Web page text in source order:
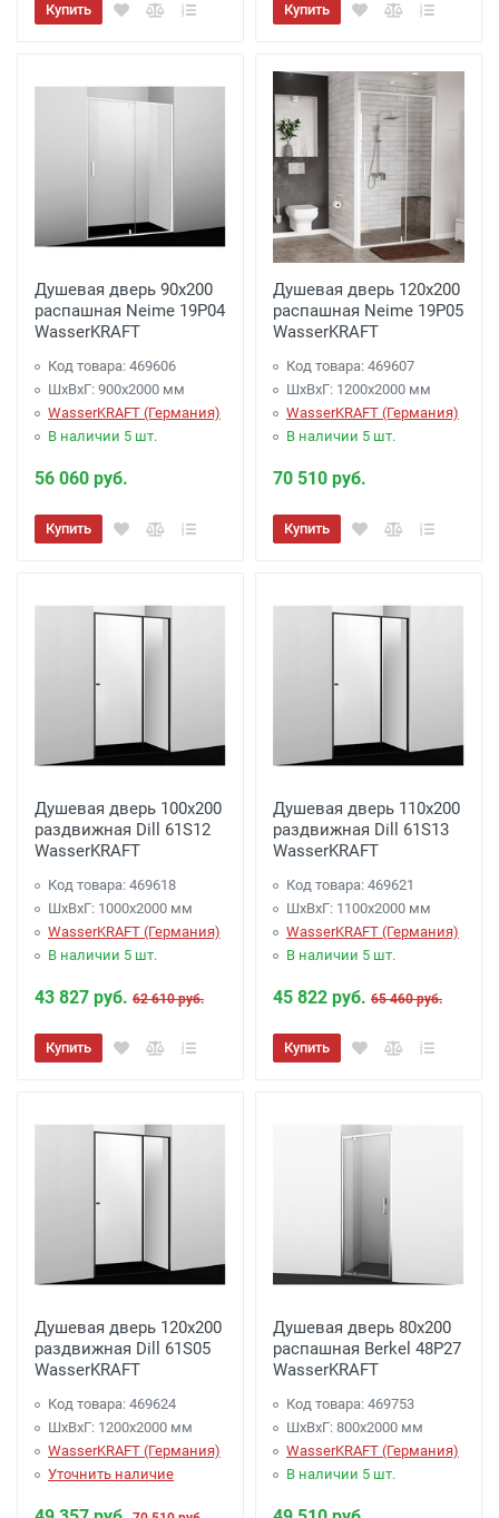
Купить Купить
Душевая дверь 90х200
распашная Neime 19P04
WasserKRAFT
Код товара: 469606
ШхВхГ: 900х2000 мм
WasserKRAFT (Германия)
В наличии 5 шт.
56 060 руб.
Купить
Душевая дверь 120х200
распашная Neime 19P05
WasserKRAFT
Код товара: 469607
ШхВхГ: 1200х2000 мм
WasserKRAFT (Германия)
В наличии 5 шт.
70 510 руб.
Купить
Душевая дверь 100х200
раздвижная Dill 61S12
WasserKRAFT
Код товара: 469618
ШхВхГ: 1000х2000 мм
WasserKRAFT (Германия)
В наличии 5 шт.
43 827 руб. 62 610 руб.
Купить
Душевая дверь 110х200
раздвижная Dill 61S13
WasserKRAFT
Код товара: 469621
ШхВхГ: 1100х2000 мм
WasserKRAFT (Германия)
В наличии 5 шт.
45 822 руб. 65 460 руб.
Купить
Душевая дверь 120х200
раздвижная Dill 61S05
WasserKRAFT
Код товара: 469624
ШхВхГ: 1200х2000 мм
WasserKRAFT (Германия)
Уточнить наличие
Душевая дверь 80х200
распашная Berkel 48P27
WasserKRAFT
Код товара: 469753
ШхВхГ: 800х2000 мм
WasserKRAFT (Германия)
В наличии 5 шт.